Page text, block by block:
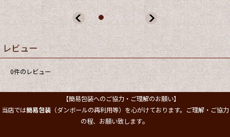
レビュー
0件のレビュー
【簡易包装へのご協力・ご理解のお願い】
当店では簡易包装（ダンボールの再利用等）を心がけております。ご理解・ご協力
の程、お願い致します。